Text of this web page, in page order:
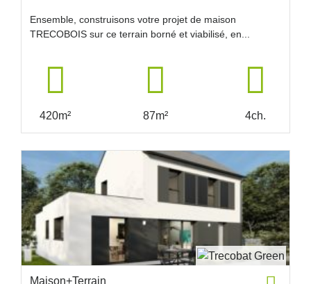
Ensemble, construisons votre projet de maison
TRECOBOIS sur ce terrain borné et viabilisé, en...
420m² 87m² 4ch.
Maison+Terrain